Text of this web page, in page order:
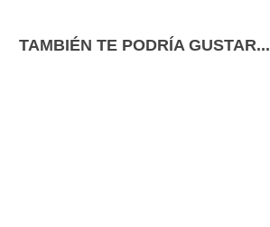
TAMBIÉN TE PODRÍA GUSTAR...